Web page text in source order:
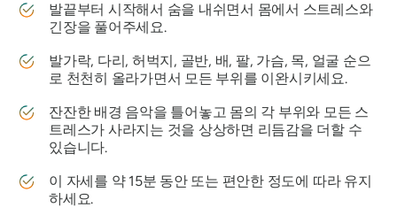
발끝부터 시작해서 숨을 내쉬면서 몸에서 스트레스와
긴장을 풀어주세요.
발가락, 다리, 허벅지, 골반, 배, 팔, 가슴, 목, 얼굴 순으
로 천천히 올라가면서 모든 부위를 이완시키세요.
잔잔한 배경 음악을 틀어놓고 몸의 각 부위와 모든 스
트레스가 사라지는 것을 상상하면 리듬감을 더할 수
있습니다.
이 자세를 약 15분 동안 또는 편안한 정도에 따라 유지
하세요.